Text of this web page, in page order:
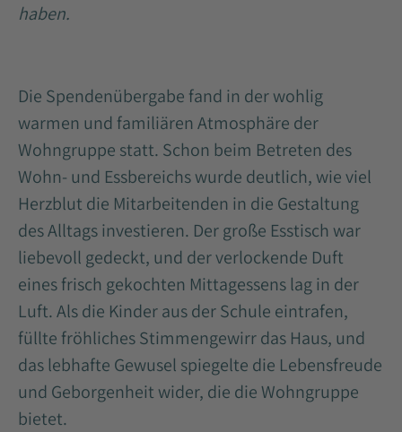
haben.
Die Spendenübergabe fand in der wohlig
warmen und familiären Atmosphäre der
Wohngruppe statt. Schon beim Betreten des
Wohn- und Essbereichs wurde deutlich, wie viel
Herzblut die Mitarbeitenden in die Gestaltung
des Alltags investieren. Der große Esstisch war
liebevoll gedeckt, und der verlockende Duft
eines frisch gekochten Mittagessens lag in der
Luft. Als die Kinder aus der Schule eintrafen,
füllte fröhliches Stimmengewirr das Haus, und
das lebhafte Gewusel spiegelte die Lebensfreude
und Geborgenheit wider, die die Wohngruppe
bietet.